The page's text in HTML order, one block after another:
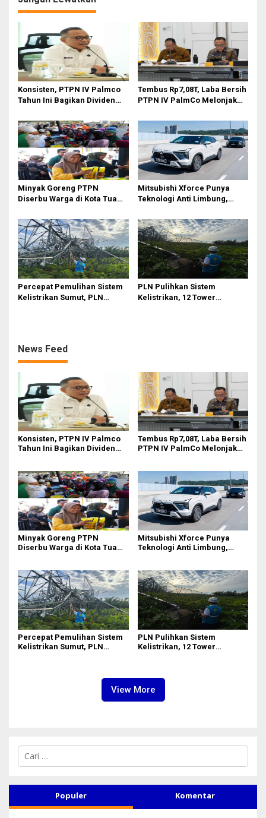
o
Konsisten, PTPN IV Palmco
Tahun Ini Bagikan Dividen
Tembus Rp7,08T, Laba Bersih
PTPN IV PalmCo Melonjak
Ditopang Produksi dan
Efisiensi
Minyak Goreng PTPN
Diserbu Warga di Kota Tua
Mitsubishi Xforce Punya
Teknologi Anti Limbung,
Percepat Pemulihan Sistem
Kelistrikan Sumut, PLN
PLN Pulihkan Sistem
Kelistrikan, 12 Tower
News Feed
Konsisten, PTPN IV Palmco
Tahun Ini Bagikan Dividen
Tembus Rp7,08T, Laba Bersih
PTPN IV PalmCo Melonjak
Efisiensi
Minyak Goreng PTPN
Diserbu Warga di Kota Tua
Mitsubishi Xforce Punya
Teknologi Anti Limbung,
Percepat Pemulihan Sistem
Kelistrikan Sumut, PLN
PLN Pulihkan Sistem
Kelistrikan, 12 Tower
View More
C
i
n
Populer Komentar